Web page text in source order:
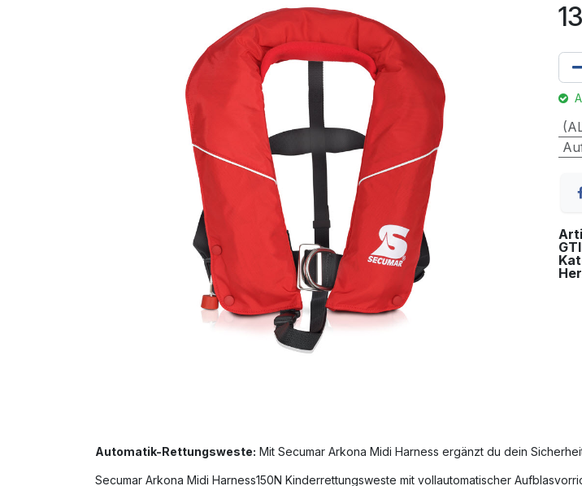
Automatik-Rettungsweste: Mit Secumar Arkona Midi Harness ergänzt du dein
Secumar Arkona Midi Harness150N Kinderrettungsweste mit vollautomatischer